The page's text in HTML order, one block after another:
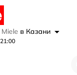
в Казани